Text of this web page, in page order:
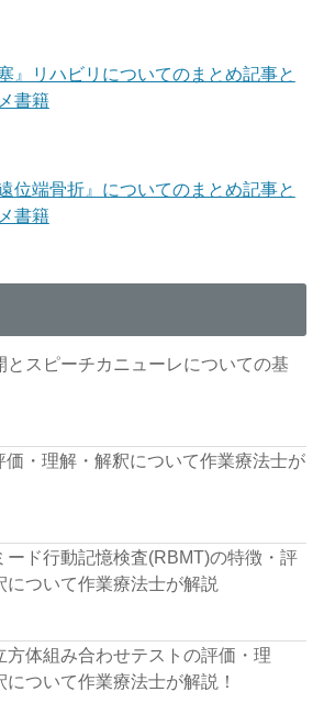
塞』リハビリについてのまとめ記事と
書籍
遠位端骨折』についてのまとめ記事と
書籍
とスピーチカニューレについての基
価・理解・解釈について作業療法士が
ード行動記憶検査(RBMT)の特徴・評
について作業療法士が解説
方体組み合わせテストの評価・理
について作業療法士が解説！